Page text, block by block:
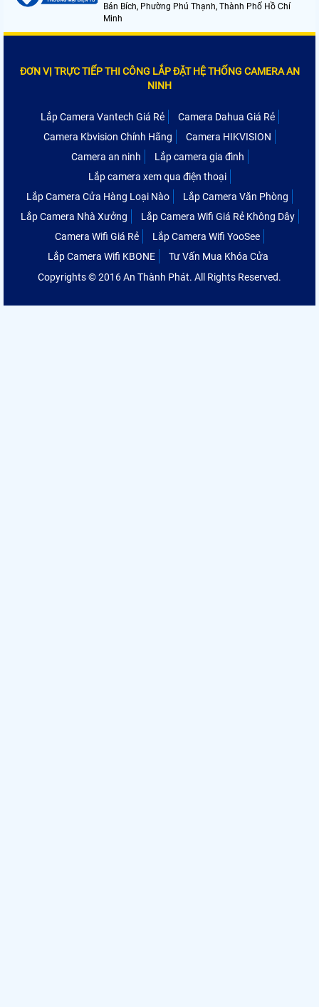
Bán Bích, Phường Phú Thạnh, Thành Phố Hồ Chí
Minh
ĐƠN VỊ TRỰC TIẾP THI CÔNG LẮP ĐẶT HỆ THỐNG CAMERA AN
NINH
Lắp Camera Vantech Giá Rẻ
Camera Dahua Giá Rẻ
Camera Kbvision Chính Hãng
Camera HIKVISION
Camera an ninh
Lắp camera gia đình
Lắp camera xem qua điện thoại
Lắp Camera Cửa Hàng Loại Nào
Lắp Camera Văn Phòng
Lắp Camera Nhà Xưởng
Lắp Camera Wifi Giá Rẻ Không Dây
Camera Wifi Giá Rẻ
Lắp Camera Wifi YooSee
Lắp Camera Wifi KBONE
Tư Vấn Mua Khóa Cửa
Copyrights © 2016 An Thành Phát. All Rights Reserved.